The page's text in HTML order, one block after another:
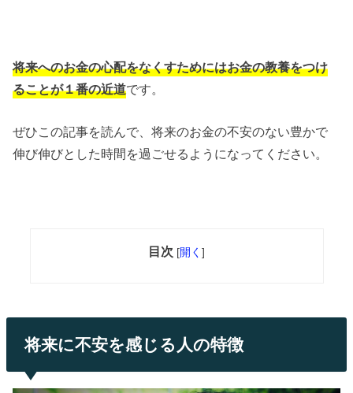
将来へのお金の心配をなくすためにはお金の教養をつけ
ることが１番の近道です。
ぜひこの記事を読んで、将来のお金の不安のない豊かで
伸び伸びとした時間を過ごせるようになってください。
目次 [開く ]
将来に不安を感じる人の特徴